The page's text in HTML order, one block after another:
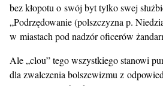
bez kłopotu o swój byt tylko swej
„Podrzędowanie (polszczyzna p.
w miastach pod nadzór oficerów
Ale „clou” tego wszystkiego stanowi
dla zwalczenia bolszewizmu z